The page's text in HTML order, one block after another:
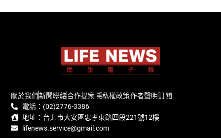
關於我們新聞聯絡合作提案隱私權政策作者聲明訂閱
電話：(02)2776-3386
地址：台北市大安區忠孝東路四段221號12樓
lifenews.service@gmail.com